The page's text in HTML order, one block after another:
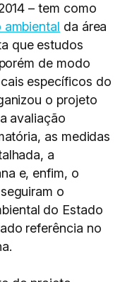
– tem como
da área
que estudos
de modo
específicos do
o projeto
avaliação
as medidas
a
e, enfim, o
o
do Estado
referência no